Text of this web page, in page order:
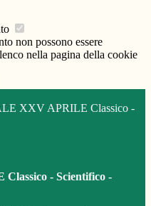
non possono essere
nella pagina della cookie
XXV APRILE Classico -
- Scientifico -